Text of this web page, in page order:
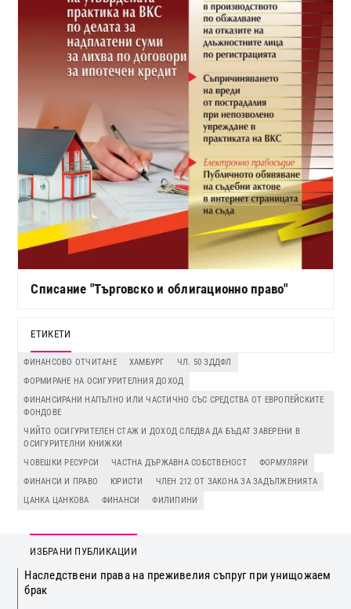
Списание "Търговско и облигационно право"
ЕТИКЕТИ
ФИНАНСОВО ОТЧИТАНЕ ХАМБУРГ
ЧЛ. 50 ЗДДФЛ
ФОРМИРАНЕ НА ОСИГУРИТЕЛНИЯ ДОХОД
ФИНАНСИРАНИ НАПЪЛНО ИЛИ ЧАСТИЧНО СЪС СРЕДСТВА ОТ ЕВРОПЕЙСКИТЕ
ФОНДОВЕ
ЧИЙТО ОСИГУРИТЕЛЕН СТАЖ И ДОХОД СЛЕДВА ДА БЪДАТ ЗАВЕРЕНИ В
ОСИГУРИТЕЛНИ КНИЖКИ
ЧОВЕШКИ РЕСУРСИ
ЧАСТНА ДЪРЖАВНА СОБСТВЕНОСТ
ФОРМУЛЯРИ
ФИНАНСИ И ПРАВО
ЮРИСТИ
ЧЛЕН 212 ОТ ЗАКОНА ЗА ЗАДЪЛЖЕНИЯТА
ЦАНКА ЦАНКОВА
ФИНАНСИ ФИЛИПИНИ
ИЗБРАНИ ПУБЛИКАЦИИ
Наследствени права на преживелия съпруг при унищожаем
брак